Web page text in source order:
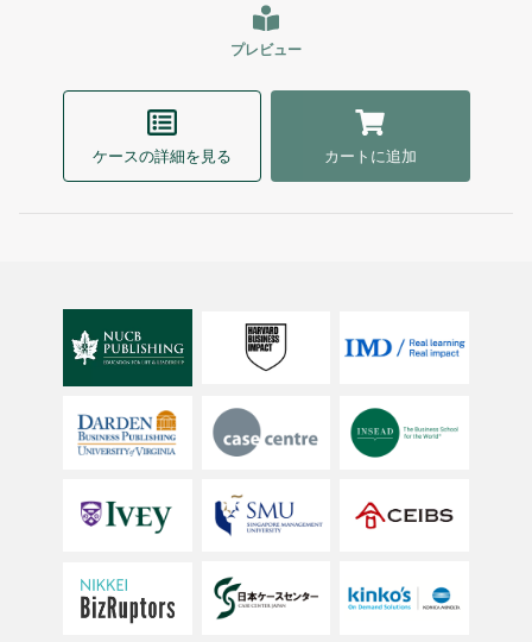
プレビュー
ケースの詳細を見る カートに追加